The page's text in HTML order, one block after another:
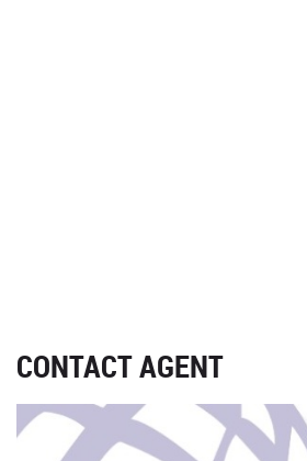
CONTACT AGENT